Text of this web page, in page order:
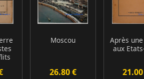
Moscou
26.80 €
Après
aux